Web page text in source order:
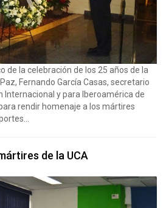
de la celebración de los 25 años de la
Fernando García Casas, secretario
Internacional y para Iberoamérica de
rendir homenaje a los mártires
de la UCA